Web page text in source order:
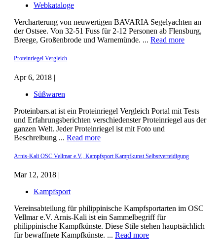
Webkataloge
Vercharterung von neuwertigen BAVARIA Segelyachten an
der Ostsee. Von 32-51 Fuss für 2-12 Personen ab Flensburg,
Breege, Großenbrode und Warnemünde. ... Read more
Proteinriegel Vergleich
Apr 6, 2018 |
Süßwaren
Proteinbars.at ist ein Proteinriegel Vergleich Portal mit Tests
und Erfahrungsberichten verschiedenster Proteinriegel aus der
ganzen Welt. Jeder Proteinriegel ist mit Foto und
Beschreibung ... Read more
Arnis-Kali OSC Vellmar e.V., Kampfsport Kampfkunst Selbstverteidigung
Mar 12, 2018 |
Kampfsport
Vereinsabteilung für philippinische Kampfsportarten im OSC
Vellmar e.V. Arnis-Kali ist ein Sammelbegriff für
philippinische Kampfkünste. Diese Stile stehen hauptsächlich
für bewaffnete Kampfkünste. ... Read more